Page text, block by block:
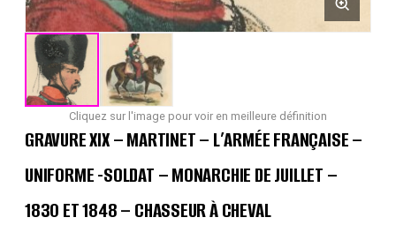
Cliquez sur l'image pour voir en meilleure définition
GRAVURE XIX – MARTINET – L’ARMÉE FRANÇAISE –
UNIFORME -SOLDAT – MONARCHIE DE JUILLET –
1830 ET 1848 – CHASSEUR À CHEVAL